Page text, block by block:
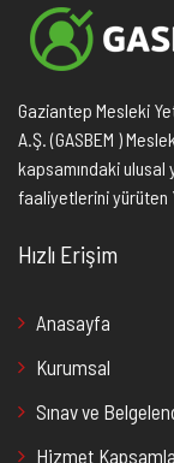
Gaziantep Mesleki
A.Ş. (GASBEM )
kapsamındaki
faaliyetlerini yürüten
Hızlı Erişim
Anasayfa
Kurumsal
Sınav ve
Hizmet